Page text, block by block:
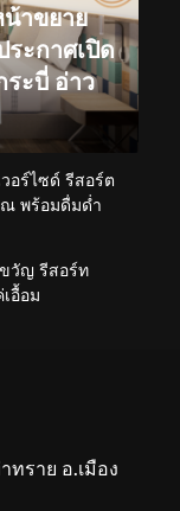
าขยาย
ะกาศเปิด
ระบี่ อ่าว
อร์ไซด์ รีสอร์ต
พร้อมดื่มด่ำ
ขวัญ รีสอร์ท
อื้อม
ราย อ.เมือง